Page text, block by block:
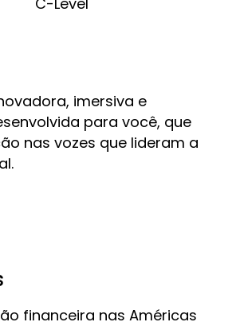
imersiva e
para você, que
nas vozes que lideram a
financeira nas Américas